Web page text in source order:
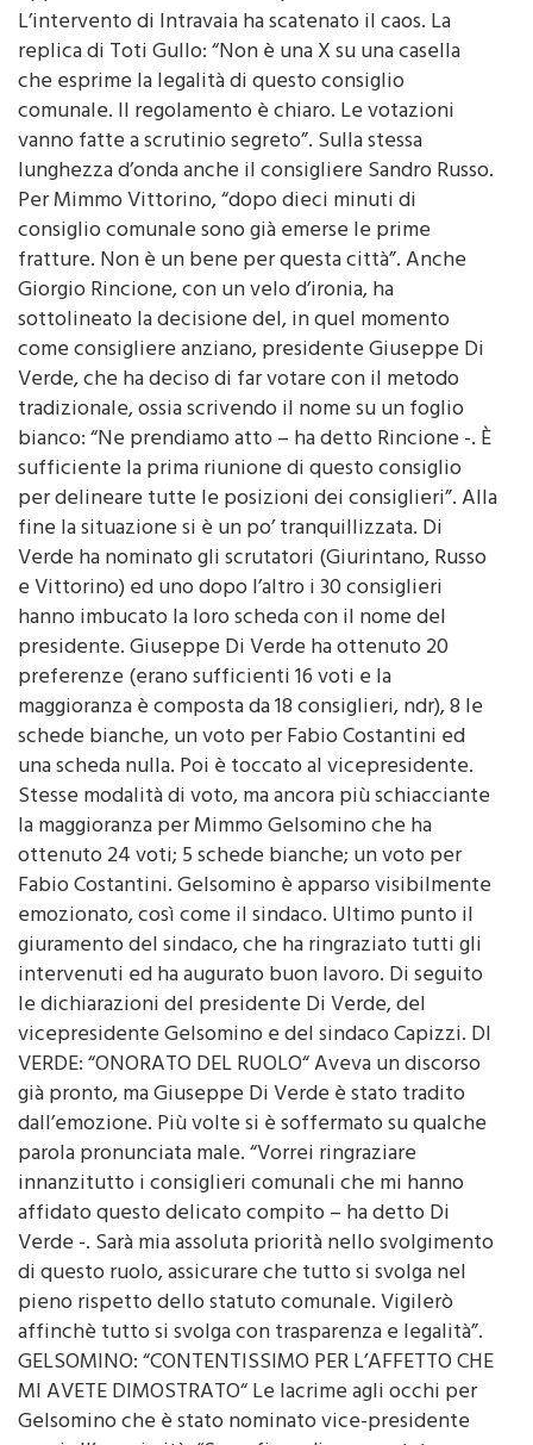
replica di Toti Gullo: “Non è una X su una casella
che esprime la legalità di questo consiglio
comunale. Il regolamento è chiaro. Le votazioni
vanno fatte a scrutinio segreto”. Sulla stessa
lunghezza d’onda anche il consigliere Sandro Russo.
Per Mimmo Vittorino, “dopo dieci minuti di
consiglio comunale sono già emerse le prime
fratture. Non è un bene per questa città”. Anche
Giorgio Rincione, con un velo d’ironia, ha
sottolineato la decisione del, in quel momento
come consigliere anziano, presidente Giuseppe Di
Verde, che ha deciso di far votare con il metodo
tradizionale, ossia scrivendo il nome su un foglio
bianco: “Ne prendiamo atto – ha detto Rincione -. È
sufficiente la prima riunione di questo consiglio
per delineare tutte le posizioni dei consiglieri”. Alla
fine la situazione si è un po’ tranquillizzata. Di
Verde ha nominato gli scrutatori (Giurintano, Russo
e Vittorino) ed uno dopo l’altro i 30 consiglieri
hanno imbucato la loro scheda con il nome del
presidente. Giuseppe Di Verde ha ottenuto 20
preferenze (erano sufficienti 16 voti e la
maggioranza è composta da 18 consiglieri, ndr), 8 le
schede bianche, un voto per Fabio Costantini ed
una scheda nulla. Poi è toccato al vicepresidente.
Stesse modalità di voto, ma ancora più schiacciante
la maggioranza per Mimmo Gelsomino che ha
ottenuto 24 voti; 5 schede bianche; un voto per
Fabio Costantini. Gelsomino è apparso visibilmente
emozionato, così come il sindaco. Ultimo punto il
giuramento del sindaco, che ha ringraziato tutti gli
intervenuti ed ha augurato buon lavoro. Di seguito
le dichiarazioni del presidente Di Verde, del
vicepresidente Gelsomino e del sindaco Capizzi. DI
VERDE: “ONORATO DEL RUOLO“ Aveva un discorso
già pronto, ma Giuseppe Di Verde è stato tradito
dall’emozione. Più volte si è soffermato su qualche
parola pronunciata male. “Vorrei ringraziare
innanzitutto i consiglieri comunali che mi hanno
affidato questo delicato compito – ha detto Di
Verde -. Sarà mia assoluta priorità nello svolgimento
di questo ruolo, assicurare che tutto si svolga nel
pieno rispetto dello statuto comunale. Vigilerò
affinchè tutto si svolga con trasparenza e legalità”.
GELSOMINO: “CONTENTISSIMO PER L’AFFETTO CHE
MI AVETE DIMOSTRATO“ Le lacrime agli occhi per
Gelsomino che è stato nominato vice-presidente
quasi all’unanimità. “Sono fiero di essere stato